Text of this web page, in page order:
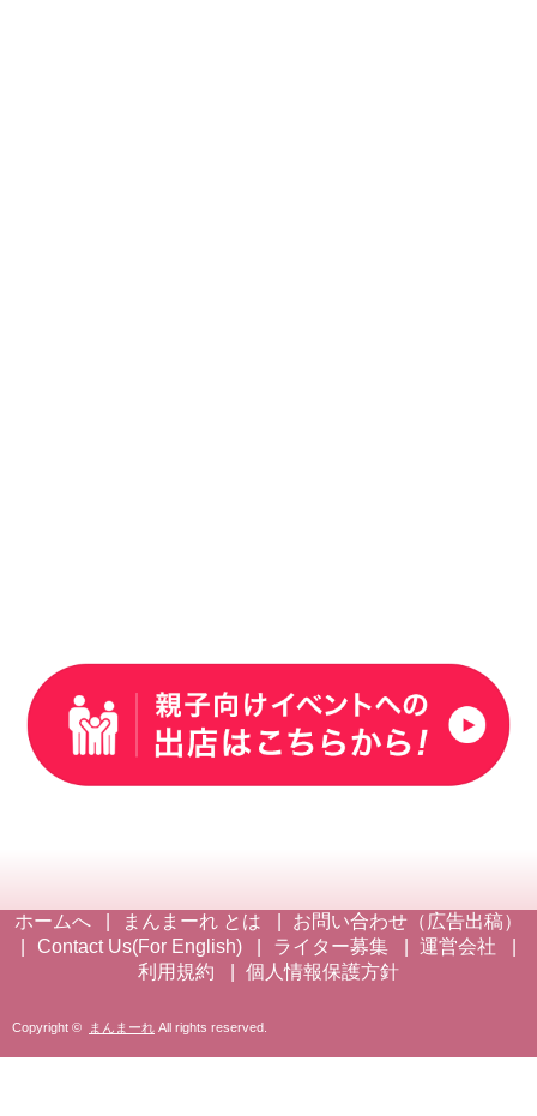
ホームへ まんまーれ とは
お問い合わせ（広告出稿）
Contact Us(For English)
ライター募集
運営会社
利用規約
個人情報保護方針
Copyright © まんまーれ All rights reserved.